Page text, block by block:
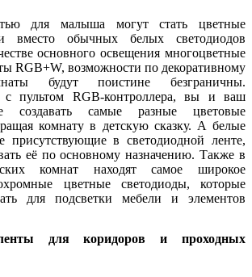
для малыша могут стать цветные
вместо обычных белых светодиодов
основного освещения многоцветные
RGB+W, возможности по декоративному
будут поистине безграничны.
с пультом RGB-контроллера, вы и ваш
создавать самые разные цветовые
комнату в детскую сказку. А белые
присутствующие в светодиодной ленте,
её по основному назначению. Также в
комнат находят самое широкое
цветные светодиоды, которые
для подсветки мебели и элементов
для коридоров и проходных